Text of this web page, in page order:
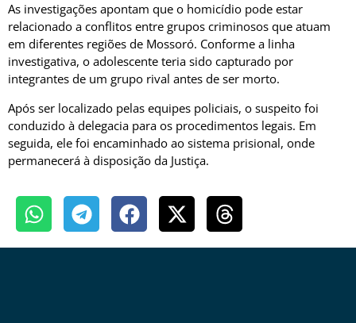
As investigações apontam que o homicídio pode estar
relacionado a conflitos entre grupos criminosos que atuam
em diferentes regiões de Mossoró. Conforme a linha
investigativa, o adolescente teria sido capturado por
integrantes de um grupo rival antes de ser morto.
Após ser localizado pelas equipes policiais, o suspeito foi
conduzido à delegacia para os procedimentos legais. Em
seguida, ele foi encaminhado ao sistema prisional, onde
permanecerá à disposição da Justiça.